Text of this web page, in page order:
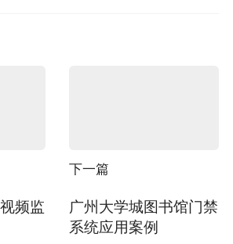
频监
下一篇
广州大学城图书馆门禁
系统应用案例